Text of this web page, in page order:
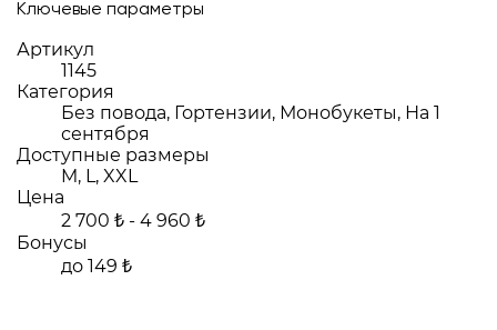
Ключевые параметры
Артикул
1145
Категория
Без повода, Гортензии, Монобукеты, На 1
сентября
Доступные размеры
M, L, XXL
Цена
2 700 ₺ - 4 960 ₺
Бонусы
до 149 ₺